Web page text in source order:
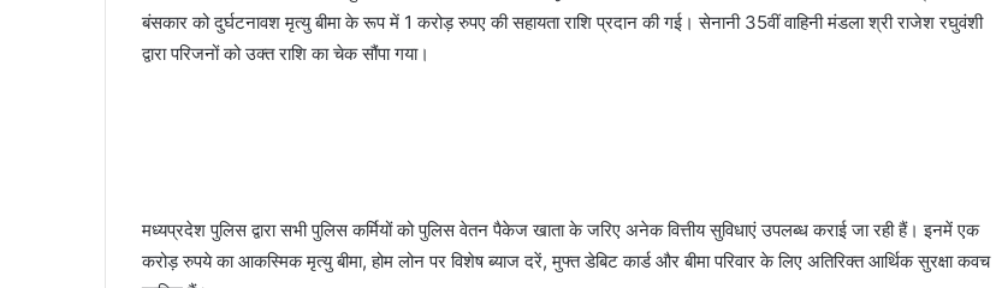
बंसकार को दुर्घटनावश मृत्यु बीमा के रूप में 1 करोड़ रुपए की सहायता राशि प्रदान की गई। सेनानी 35वीं वाहिनी मंडला श्री राजेश रघुवंशी
द्वारा परिजनों को उक्त राशि का चेक सौंपा गया।
मध्यप्रदेश पुलिस द्वारा सभी पुलिस कर्मियों को पुलिस वेतन पैकेज खाता के जरिए अनेक वित्तीय सुविधाएं उपलब्ध कराई जा रही हैं। इनमें एक
करोड़ रुपये का आकस्मिक मृत्यु बीमा, होम लोन पर विशेष ब्याज दरें, मुफ्त डेबिट कार्ड और बीमा परिवार के लिए अतिरिक्त आर्थिक सुरक्षा कवच